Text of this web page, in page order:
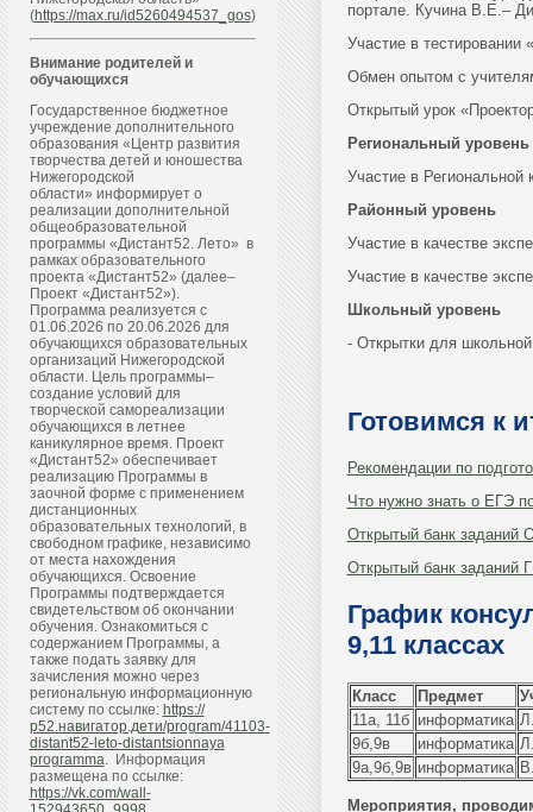
(https://max.ru/id5260494537_gos)
Внимание родителей и
обучающихся
Государственное бюджетное
учреждение дополнительного
образования «Центр развития
творчества детей и юношества
Нижегородской
области» информирует о
реализации дополнительной
общеобразовательной
программы «Дистант52. Лето» в
рамках образовательного
проекта «Дистант52» (далее–
Проект «Дистант52»).
Программа реализуется с
01.06.2026 по 20.06.2026 для
обучающихся образовательных
организаций Нижегородской
области. Цель программы–
создание условий для
творческой самореализации
обучающихся в летнее
каникулярное время. Проект
«Дистант52» обеспечивает
реализацию Программы в
заочной форме с применением
дистанционных
образовательных технологий, в
свободном графике, независимо
от места нахождения
обучающихся. Освоение
Программы подтверждается
свидетельством об окончании
обучения. Ознакомиться с
содержанием Программы, а
также подать заявку для
зачисления можно через
региональную информационную
систему по ссылке: https://
р52.навигатор.дети/program/41103-
distant52-leto-distantsionnaya
programma. Информация
размещена по ссылке:
https://vk.com/wall-
портале. Кучина В.Е.–
Участие в тестировании
Обмен опытом с
Открытый урок
Региональный уровень
Участие в
Районный уровень
Участие в качестве
Участие в качестве
Школьный уровень
- Открытки для
Готовимся к
Рекомендации по
Что нужно знать о ЕГЭ
Открытый банк заданий
Открытый банк заданий
График
9,11 классах
Класс Предмет
11а, 11б информатика
9б,9в
информатика
9а,9б,9в информатика
Мероприятия,